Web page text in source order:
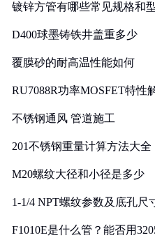
镀锌方管有哪些常见规格和
D400球墨铸铁井盖重多少
覆膜砂的耐高温性能如何
RU7088R功率MOSFET特性
不锈钢通风 管道施工
201不锈钢重量计算方法大全
M20螺纹大径和小径是多少
1-1/4 NPT螺纹参数及底孔尺
F1010E是什么管？能否用